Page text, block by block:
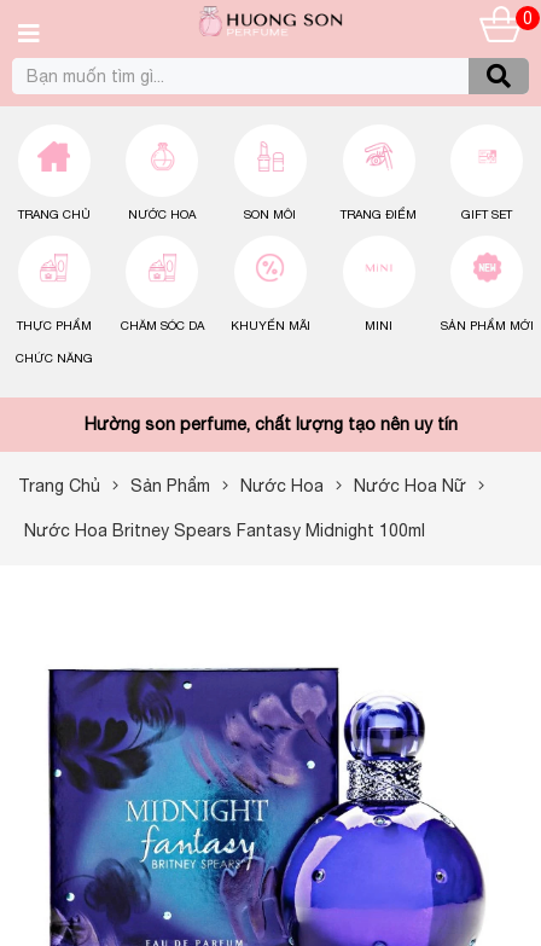
0
TRANG CHỦ NƯỚC HOA SON MÔI TRANG ĐIỂM GIFT SET
THỰC PHẨM
CHỨC NĂNG
CHĂM SÓC DA KHUYẾN MÃI MINI SẢN PHẨM MỚI
Hường son perfume, chất lượng tạo nên uy tín
Trang Chủ Sản Phẩm Nước Hoa Nước Hoa Nữ
Nước Hoa Britney Spears Fantasy Midnight 100ml